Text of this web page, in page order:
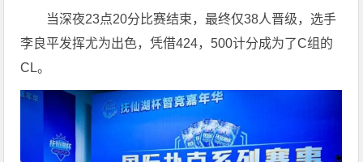
当深夜23点20分比赛结束，最终仅38人晋级，选手
李良平发挥尤为出色，凭借424，500计分成为了C组的
CL。